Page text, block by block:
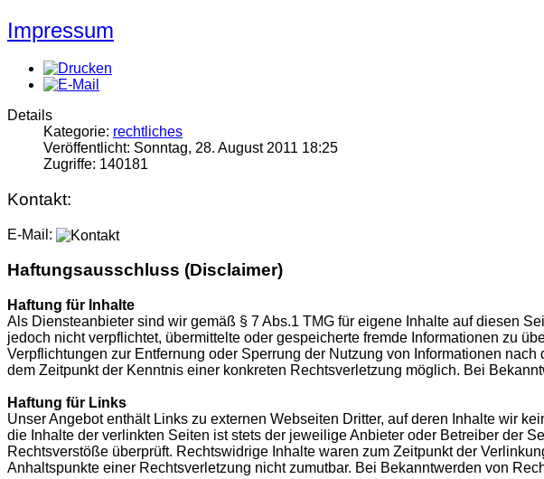
Impressum
Details
Kategorie: rechtliches
Veröffentlicht: Sonntag, 28. August 2011 18:25
Zugriffe: 140181
Kontakt:
E-Mail:
Haftungsausschluss (Disclaimer)
Haftung für Inhalte
Als Diensteanbieter sind wir gemäß § 7 Abs.1 TMG für eigene Inhalte auf diesen
jedoch nicht verpflichtet, übermittelte oder gespeicherte fremde Informationen zu
Verpflichtungen zur Entfernung oder Sperrung der Nutzung von Informationen
dem Zeitpunkt der Kenntnis einer konkreten Rechtsverletzung möglich. Bei
Haftung für Links
Unser Angebot enthält Links zu externen Webseiten Dritter, auf deren Inhalte wir
die Inhalte der verlinkten Seiten ist stets der jeweilige Anbieter oder Betreiber der
Rechtsverstöße überprüft. Rechtswidrige Inhalte waren zum Zeitpunkt der
Anhaltspunkte einer Rechtsverletzung nicht zumutbar. Bei Bekanntwerden von